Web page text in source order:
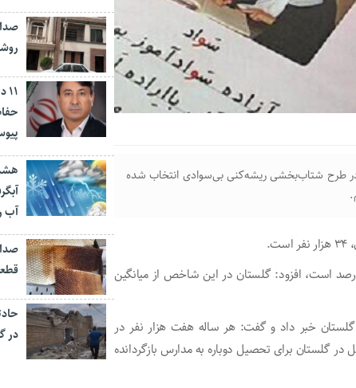
طرح شتاب‌بخشی ریشه‌کنی بی‌سوادی انتخاب شده
بیان اینکه آمار جمعیت باسواد ۱۰ تا ۴۹ سال در استان، ۹۸ درصد است، افزود: گلستان در این شاخص از میانگین
آموزش‌دهنده در استان گلستان خبر داد و گفت: هر ساله هفت هزار نفر در
بازمانده از تحصیل در گلستان برای تحصیل دوباره به مدارس بازگردانده
آب
در